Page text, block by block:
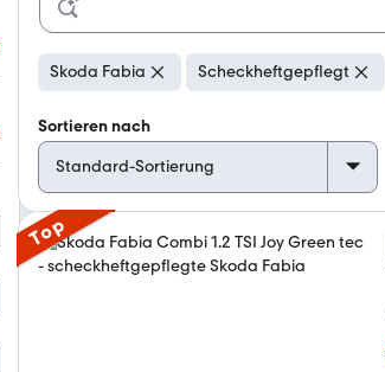
Skoda Fabia Scheckheftgepflegt
Sortieren nach
Top